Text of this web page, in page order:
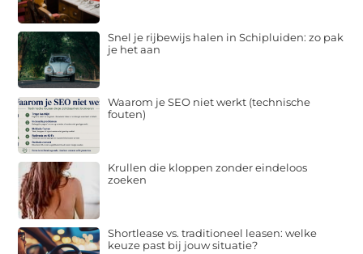
Snel je rijbewijs halen in Schipluiden: zo pak
je het aan
Waarom je SEO niet werkt (technische
fouten)
Krullen die kloppen zonder eindeloos
zoeken
Shortlease vs. traditioneel leasen: welke
keuze past bij jouw situatie?